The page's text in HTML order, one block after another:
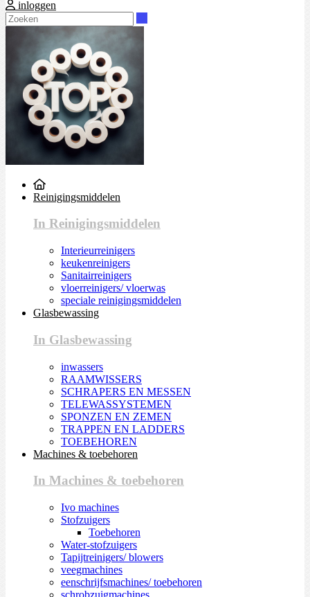
inloggen
Reinigingsmiddelen
In Reinigingsmiddelen
Interieurreinigers
keukenreinigers
Sanitairreinigers
vloerreinigers/ vloerwas
speciale reinigingsmiddelen
Glasbewassing
In Glasbewassing
inwassers
RAAMWISSERS
SCHRAPERS EN MESSEN
TELEWASSYSTEMEN
SPONZEN EN ZEMEN
TRAPPEN EN LADDERS
TOEBEHOREN
Machines & toebehoren
In Machines & toebehoren
Ivo machines
Stofzuigers
Toebehoren
Water-stofzuigers
Tapijtreinigers/ blowers
veegmachines
eenschrijfsmachines/ toebehoren
schrobzuigmachines